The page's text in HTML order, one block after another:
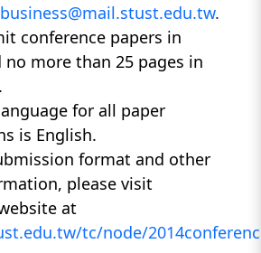
business@mail.stust.edu.tw.
conference papers in
no more than 25 pages in
for all paper
is English.
format and other
please visit
website at
tc/node/